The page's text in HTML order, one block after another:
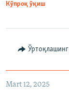
Кўпроқ ўқиш
Ўртоқлашинг
Mart 12, 2025